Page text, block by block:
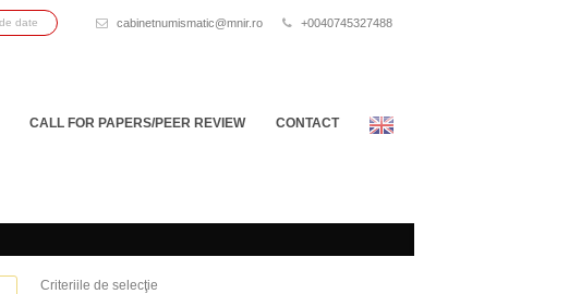
cabinetnumismatic@mnir.ro +0040745327488
CALL FOR PAPERS/PEER REVIEW CONTACT
Criteriile de selecţie